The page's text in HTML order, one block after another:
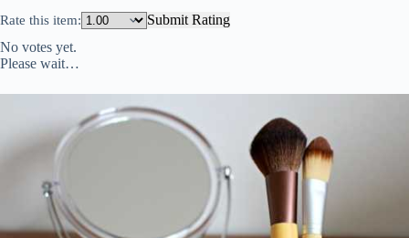
Rate this item:
Submit Rating
No votes yet.
Please wait…